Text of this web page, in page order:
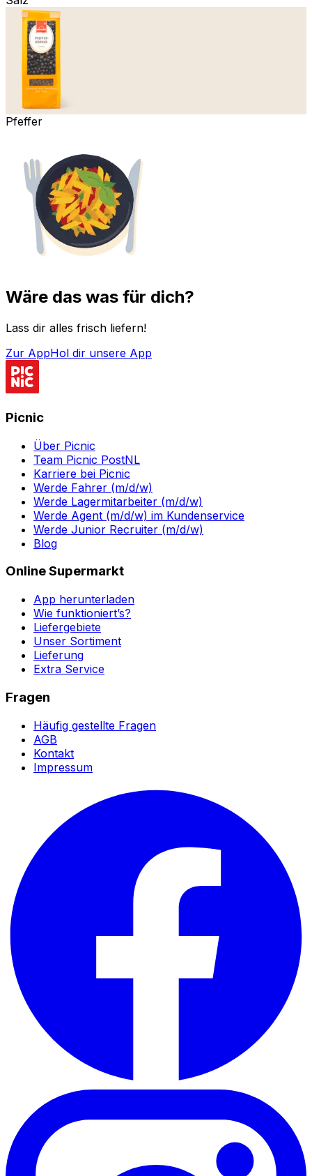
Pfeffer
Wäre das was für dich?
Lass dir alles frisch liefern!
Zur AppHol dir unsere App
Picnic
Über Picnic
Team Picnic PostNL
Karriere bei Picnic
Werde Fahrer (m/d/w)
Werde Lagermitarbeiter (m/d/w)
Werde Agent (m/d/w) im Kundenservice
Werde Junior Recruiter (m/d/w)
Blog
Online Supermarkt
App herunterladen
Wie funktioniert’s?
Liefergebiete
Unser Sortiment
Lieferung
Extra Service
Fragen
Häufig gestellte Fragen
AGB
Kontakt
Impressum